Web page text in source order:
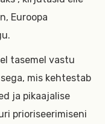
Euroopa
tasemel vastu
mis kehtestab
ja pikaajalise
prioriseerimiseni